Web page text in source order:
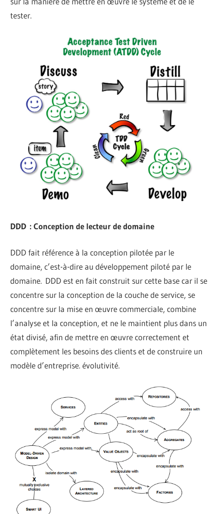
tester.
DDD : Conception de lecteur de domaine
DDD fait référence à la conception pilotée par le
domaine, c’est-à-dire au développement piloté par le
domaine. DDD est en fait construit sur cette base car il se
concentre sur la conception de la couche de service, se
concentre sur la mise en œuvre commerciale, combine
l’analyse et la conception, et ne le maintient plus dans un
état divisé, afin de mettre en œuvre correctement et
complètement les besoins des clients et de construire un
modèle d’entreprise. évolutivité.